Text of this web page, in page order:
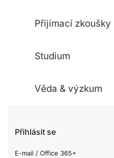
Přijímací zkoušky
Studium
Věda & výzkum
Přihlásit se
E-mail / Office 365+